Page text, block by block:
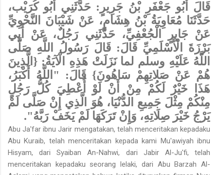
قَالَ أَبُو جَعْفَرِ بْنُ جَرِيرٍ: حَدَّثَنِي أَبُو كُرَيْب،
حَدَّثَنَا مُعَاوِيَةُ بْنُ هِشَامٍ، عَنْ شَيْبَانَ النَّحْوِيِّ
عَنْ جَابِرٍ الْجُعْفِيِّ، حَدَّثَنِي رَجُلٌ، عَنْ أَبِي
بَرْزَةَ الْأَسْلَمِيِّ قَالَ: قَالَ رَسُولُ اللَّهِ صَلَّى
اللَّهُ عَلَيْهِ وسلم لما نَزَلَتْ هَذِهِ الْآيَةُ: {الَّذِينَ
هُمْ عَنْ صَلاتِهِمْ سَاهُونَ} قَالَ: "اللَّهُ أَكْبَرُ،
هَذَا خَيْرٌ لَكُمْ مِنْ أَنْ لَوْ أُعْطِيَ كُلُّ رَجُلٍ
مِنْكُمْ مِثْلَ جَمِيعِ الدُّنْيَا، هُوَ الَّذِي إِنْ صَلَّى لَمْ
يَرْجُ خَيْرَ صِلَاتِهِ، وَإِنْ تَرَكَهَا لَمْ يَخَفْ رَبَّهُ".
Abu Ja'far ibnu Jarir mengatakan, telah menceritakan kepadaku
Abu Kuraib, telah menceritakan kepada kami Mu'awiyah ibnu
Hisyam, dari Syaiban An-Nahwi, dari Jabir Al-Ju'fi, telah
menceritakan kepadaku seorang lelaki, dari Abu Barzah Al-